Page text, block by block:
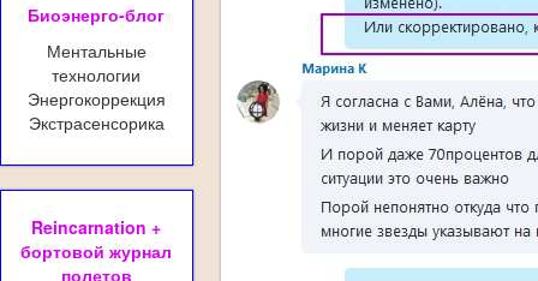
Биоэнерго-блог
Ментальные
технологии
Энергокоррекция
Экстрасенсорика
Reincarnation +
бортовой журнал
полетов